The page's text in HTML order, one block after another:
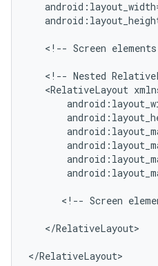
<!-- Screen elements
<!-- Nested
<RelativeLayout
<!-- Screen
</RelativeLayout>
</RelativeLayout>